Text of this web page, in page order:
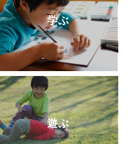
学ぶ
遊ぶ